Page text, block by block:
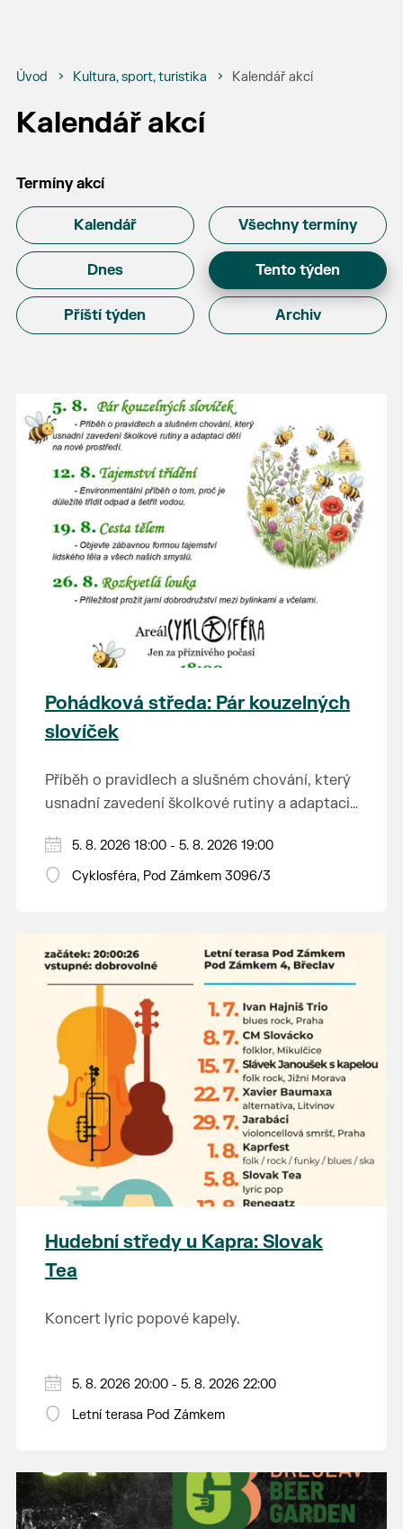
Úvod Kultura, sport, turistika Kalendář akcí
Kalendář akcí
Termíny akcí
Kalendář Všechny termíny
Dnes Tento týden
Příští týden Archiv
Pohádková středa: Pár kouzelných
slovíček
Příběh o pravidlech a slušném chování, který
usnadní zavedení školkové rutiny a adaptaci
Hraje se jen za příznivého počasí.
Vstupné dobrovolné.
5. 8. 2026 18:00 - 5. 8. 2026 19:00
Cyklosféra, Pod Zámkem 3096/3
Hudební středy u Kapra: Slovak
Tea
Koncert lyric popové kapely.
5. 8. 2026 20:00 - 5. 8. 2026 22:00
Letní terasa Pod Zámkem